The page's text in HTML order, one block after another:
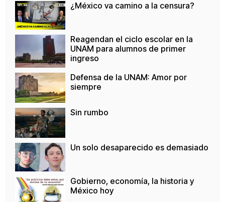
¿México va camino a la censura?
Reagendan el ciclo escolar en la
UNAM para alumnos de primer
ingreso
Defensa de la UNAM: Amor por
siempre
Sin rumbo
Un solo desaparecido es demasiado
Gobierno, economía, la historia y
México hoy